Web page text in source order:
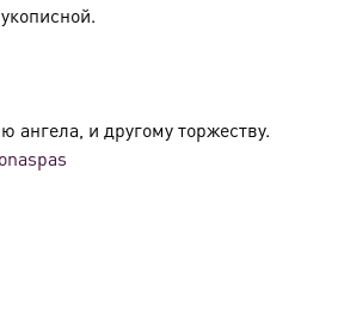
и другому торжеству.